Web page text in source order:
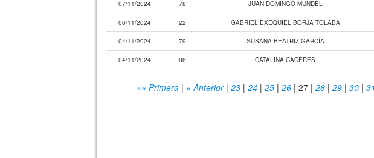
07/11/2024 78 JUAN DOMINGO MUNDEL
06/11/2024 22 GABRIEL EXEQUIEL BORJA TOLABA
04/11/2024 79 SUSANA BEATRIZ GARCÍA
04/11/2024 86 CATALINA CACERES
«« Primera| « Anterior| 23| 24| 25| 26| 27| 28| 29| 30|